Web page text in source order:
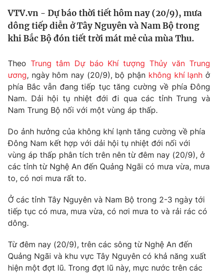
Thế giới
Thế giới đó đây
Câu chuyện quốc tế
Kinh tế
Tài chính
Thị trường
Góc doanh nghiệp
Dữ liệu và đời sống
Truyền hình
Phim VTV
Hậu trường
Nhân vật
Khán giả
Giải sao mai
Giải trí
Điện ảnh
Âm nhạc
Sao
Đời sống
Làm đẹp
Chất lượng cuộc sống
Giáo dục
Tuyển sinh
Học trực tuyến
Công nghệ
Hitech Công nghệ tương lai
Sản phẩm
Giao lưu trực tuyến
VTV.vn - Dự báo thời tiết hôm nay (20/9), mưa
dông tiếp diễn ở Tây Nguyên và Nam Bộ trong
khi Bắc Bộ đón tiết trời mát mẻ của mùa Thu.
Theo Trung tâm Dự báo Khí tượng Thủy văn Trung
ương, ngày hôm nay (20/9), bộ phận không khí lạnh ở
phía Bắc vẫn đang tiếp tục tăng cường về phía Đông
Nam. Dải hội tụ nhiệt đới đi qua các tỉnh Trung và
Nam Trung Bộ nối với một vùng áp thấp.
Do ảnh hưởng của không khí lạnh tăng cường về phía
Đông Nam kết hợp với dải hội tụ nhiệt đới nối với
vùng áp thấp phân tích trên nên từ đêm nay (20/9), ở
các tỉnh từ Nghệ An đến Quảng Ngãi có mưa vừa, mưa
to, có nơi mưa rất to.
Ở các tỉnh Tây Nguyên và Nam Bộ trong 2-3 ngày tới
tiếp tục có mưa, mưa vừa, có nơi mưa to và rải rác có
dông.
Từ đêm nay (20/9), trên các sông từ Nghệ An đến
Quảng Ngãi và khu vực Tây Nguyên có khả năng xuất
hiện một đợt lũ. Trong đợt lũ này, mực nước trên các